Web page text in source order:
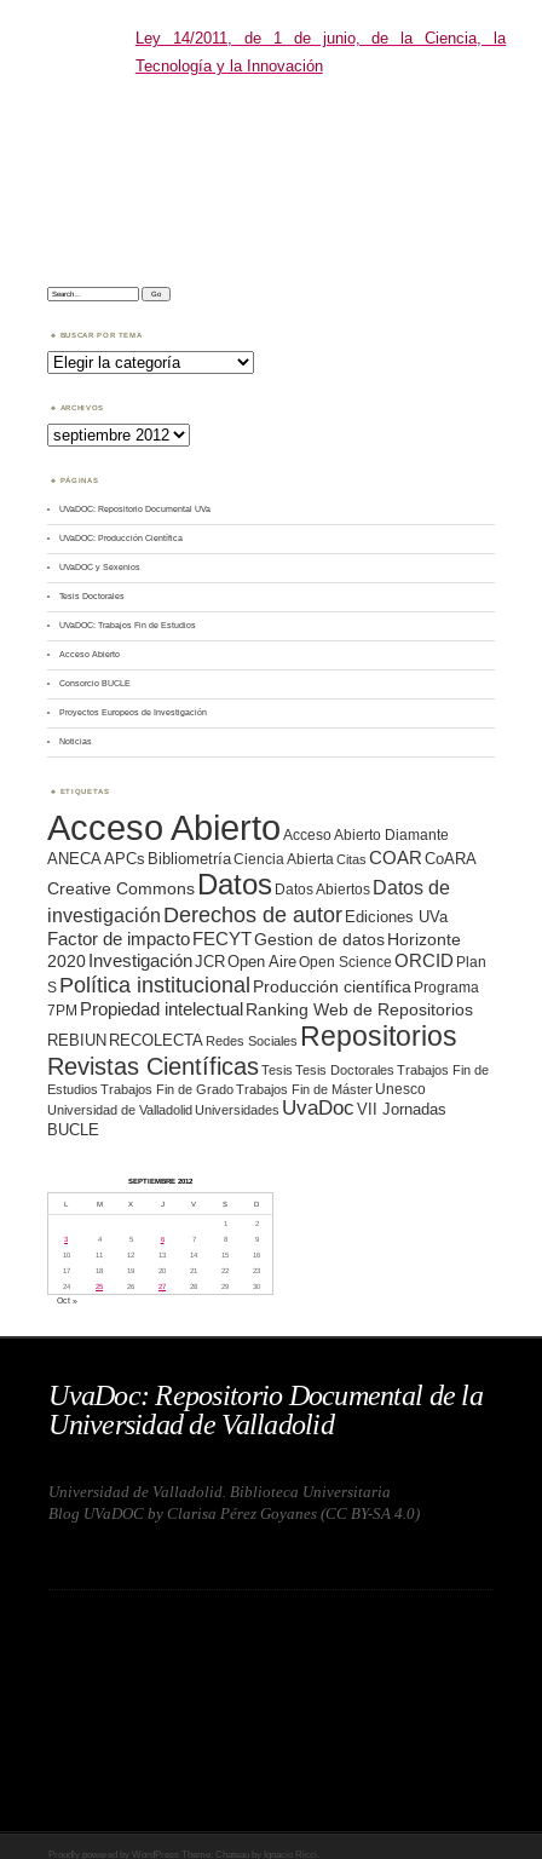
Ley 14/2011, de 1 de junio, de la Ciencia, la
Tecnología y la Innovación
Search:
BUSCAR POR TEMA
Buscar
por
Tema
ARCHIVOS
Archivos
PÁGINAS
UVaDOC: Repositorio Documental UVa
UVaDOC: Producción Científica
UVaDOC y Sexenios
Tesis Doctorales
UVaDOC: Trabajos Fin de Estudios
Acceso Abierto
Consorcio BUCLE
Proyectos Europeos de Investigación
Noticias
ETIQUETAS
Acceso Abierto Acceso Abierto Diamante
ANECA APCs BibliometríaCiencia Abierta Citas COAR CoARA
Creative Commons Datos Datos Abiertos Datos de
investigación Derechos de autor Ediciones UVa
Factor de impacto FECYTGestion de datosHorizonte
2020 InvestigaciónJCROpen AireOpen Science ORCID Plan
S Política institucional Producción científica Programa
7PM Propiedad intelectualRanking Web de Repositorios
REBIUN RECOLECTA Redes Sociales Repositorios
Revistas CientíficasTesis Tesis Doctorales Trabajos Fin de
Estudios Trabajos Fin de GradoTrabajos Fin de Máster Unesco
Universidad de ValladolidUniversidades UvaDoc VII Jornadas
BUCLE
SEPTIEMBRE 2012
L M X J V S D
1
2
3
4 5 6 7 8
9
10
11 12 13 14 15
16
17
18 19 20 21 22
23
24
25 26 27 28 29 30
Oct »
UvaDoc: Repositorio Documental de la
Universidad de Valladolid
Universidad de Valladolid. Biblioteca Universitaria
Blog UVaDOC by Clarisa Pérez Goyanes (CC BY-SA 4.0)
Proudly powered by WordPress Theme: Chateau by Ignacio Ricci